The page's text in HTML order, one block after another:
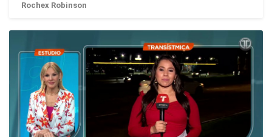
Rochex Robinson